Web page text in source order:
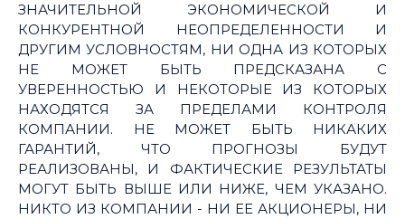
ЗНАЧИТЕЛЬНОЙ ЭКОНОМИЧЕСКОЙ И
КОНКУРЕНТНОЙ НЕОПРЕДЕЛЕННОСТИ И
ДРУГИМ УСЛОВНОСТЯМ, НИ ОДНА ИЗ КОТОРЫХ
НЕ МОЖЕТ БЫТЬ ПРЕДСКАЗАНА С
УВЕРЕННОСТЬЮ И НЕКОТОРЫЕ ИЗ КОТОРЫХ
НАХОДЯТСЯ ЗА ПРЕДЕЛАМИ КОНТРОЛЯ
КОМПАНИИ. НЕ МОЖЕТ БЫТЬ НИКАКИХ
ГАРАНТИЙ, ЧТО ПРОГНОЗЫ БУДУТ
РЕАЛИЗОВАНЫ, И ФАКТИЧЕСКИЕ РЕЗУЛЬТАТЫ
МОГУТ БЫТЬ ВЫШЕ ИЛИ НИЖЕ, ЧЕМ УКАЗАНО.
НИКТО ИЗ КОМПАНИИ - НИ ЕЕ АКЦИОНЕРЫ, НИ